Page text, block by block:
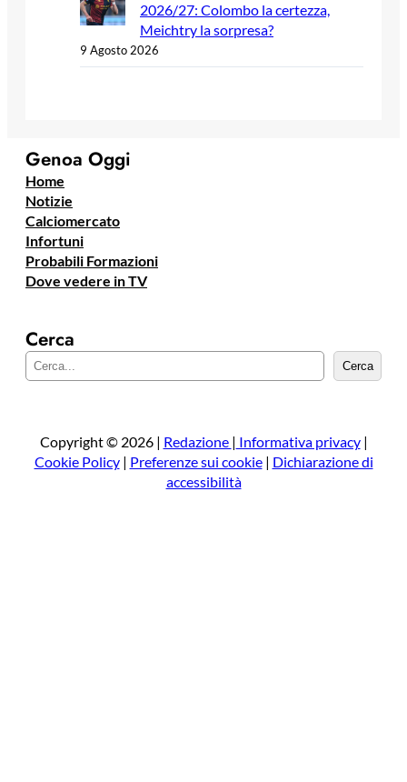
2026/27: Colombo la certezza,
Meichtry la sorpresa?
9 Agosto 2026
Genoa Oggi
Home
Notizie
Calciomercato
Infortuni
Probabili Formazioni
Dove vedere in TV
Cerca
e
a
Cerca
Copyright © 2026 | Redazione | Informativa privacy|
Cookie Policy| Preferenze sui cookie| Dichiarazione di
accessibilità